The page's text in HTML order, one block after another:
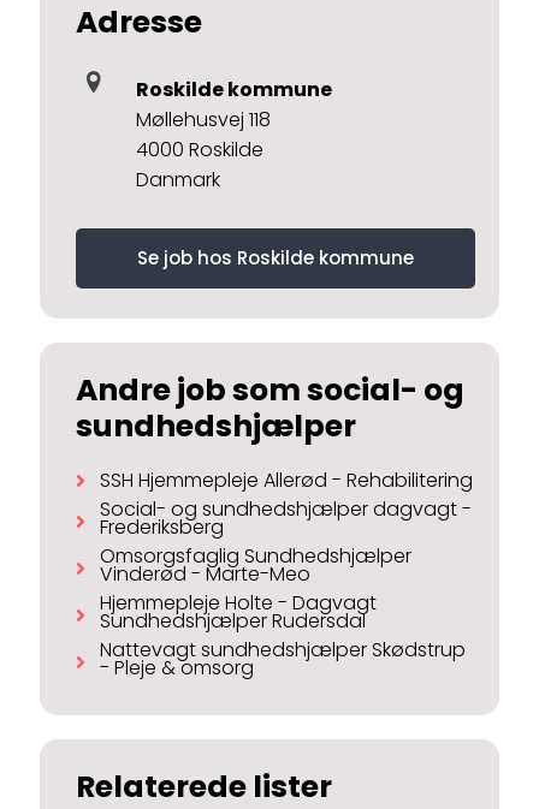
Adresse
Roskilde kommune
Møllehusvej 118
4000 Roskilde
Danmark
Se job hos Roskilde kommune
Andre job som social- og
sundhedshjælper
SSH Hjemmepleje Allerød - Rehabilitering
Social- og sundhedshjælper dagvagt -
Frederiksberg
Omsorgsfaglig Sundhedshjælper
Vinderød - Marte-Meo
Hjemmepleje Holte - Dagvagt
Sundhedshjælper Rudersdal
Nattevagt sundhedshjælper Skødstrup
- Pleje & omsorg
Relaterede lister